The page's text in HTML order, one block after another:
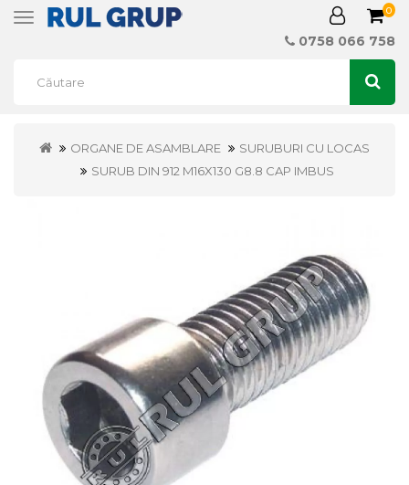
Toggle
0
0758 066 758
ORGANE DE ASAMBLARE
SURUBURI CU LOCAS
SURUB DIN 912 M16X130 G8.8 CAP IMBUS